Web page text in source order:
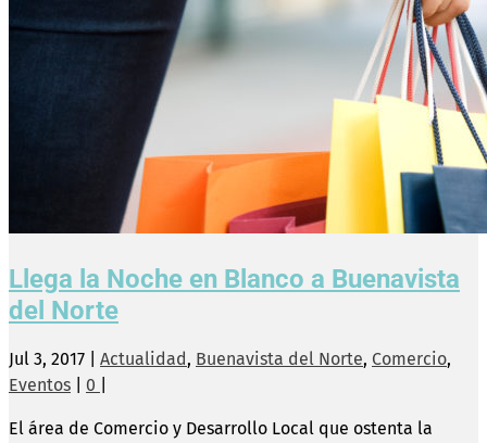
Llega la Noche en Blanco a Buenavista
del Norte
Jul 3, 2017 Actualidad, Buenavista del Norte, Comercio,
Eventos
0
El área de Comercio y Desarrollo Local que ostenta la